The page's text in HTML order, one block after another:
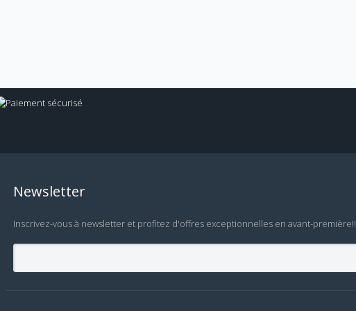
Newsletter
Inscrivez-vous à newsletter et profitez d'offres exceptionnelles en avant-première!!